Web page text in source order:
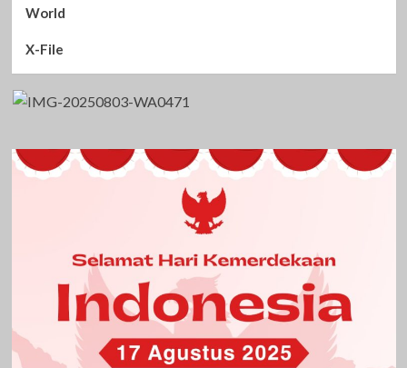
World
X-File